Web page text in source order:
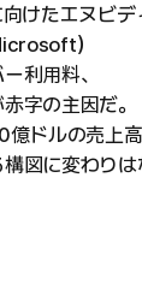
けたエヌビ
）
利用料、
字の主因だ。
ドルの売上高
図に変わりは